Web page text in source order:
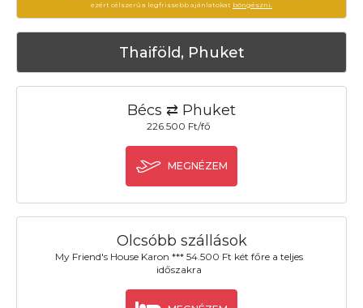
ezért célszerű a legfrissebb ajánlatokat böngészni.
Thaiföld, Phuket
Bécs ⇄ Phuket
226.500 Ft/fő
MEGNÉZEM
Olcsóbb szállások
My Friend's House Karon *** 54.500 Ft két főre a teljes
időszakra